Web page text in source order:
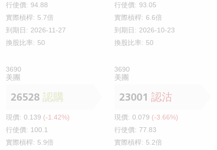
行使價: 94.88
實際槓桿: 5.7倍
到期日: 2026-11-27
換股比率: 50
行使價: 93.05
實際槓桿: 6.6倍
到期日: 2026-10-23
換股比率: 50
3690
美團
26528 認購
現價: 0.139 (-1.42%)
行使價: 100.1
實際槓桿: 5.9倍
3690
美團
23001 認沽
現價: 0.079 (-3.66%)
行使價: 77.83
實際槓桿: 5.2倍